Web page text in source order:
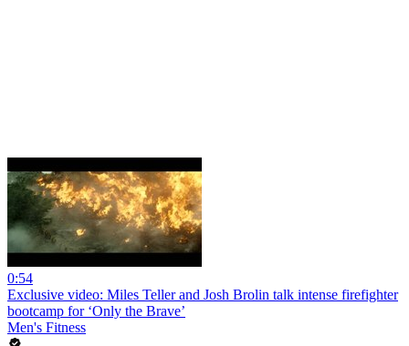
0:54
Exclusive video: Miles Teller and Josh Brolin talk intense firefighter
bootcamp for ‘Only the Brave’
Men's Fitness